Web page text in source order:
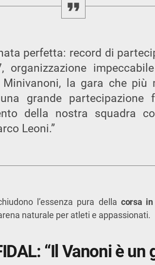
perfetta: record di
organizzazione
Minivanoni, la gara che più
grande partecipazione
della nostra squadra
Leoni.”
l’essenza pura dellacorsa in
naturale per atleti e appassionati.
“Il Vanoni è un